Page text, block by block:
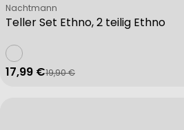
Performance
Teller Set Ethno, 2 teilig Ethno
Verkäufer:
Nachtmann
Verkaufspreis
17,99 €
Regulärer Preis
19,90 €